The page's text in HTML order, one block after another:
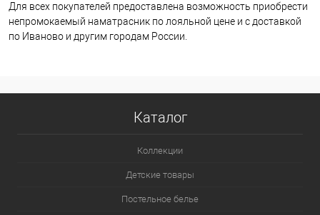
Для всех покупателей предоставлена возможность приобрести
непромокаемый наматрасник по лояльной цене и с доставкой
по Иваново и другим городам России.
Каталог
Коллекции
Детские товары
Постельное белье